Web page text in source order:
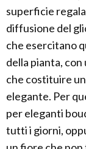
superficie
diffusione del
che esercitano
della pianta,
che costituire
elegante. Per
per eleganti
tutti i giorni,